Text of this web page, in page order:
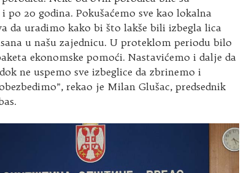
po 20 godina. Pokušaćemo sve kao lokalna
da uradimo kako bi što lakše bili izbegla lica
u našu zajednicu. U proteklom periodu bilo
ekonomske pomoći. Nastavićemo i dalje da
ne uspemo sve izbeglice da zbrinemo i
rekao je Milan Glušac, predsednik